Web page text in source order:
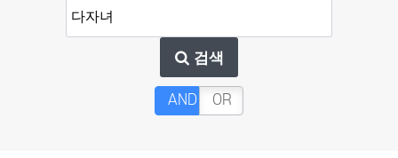
검색
AND OR